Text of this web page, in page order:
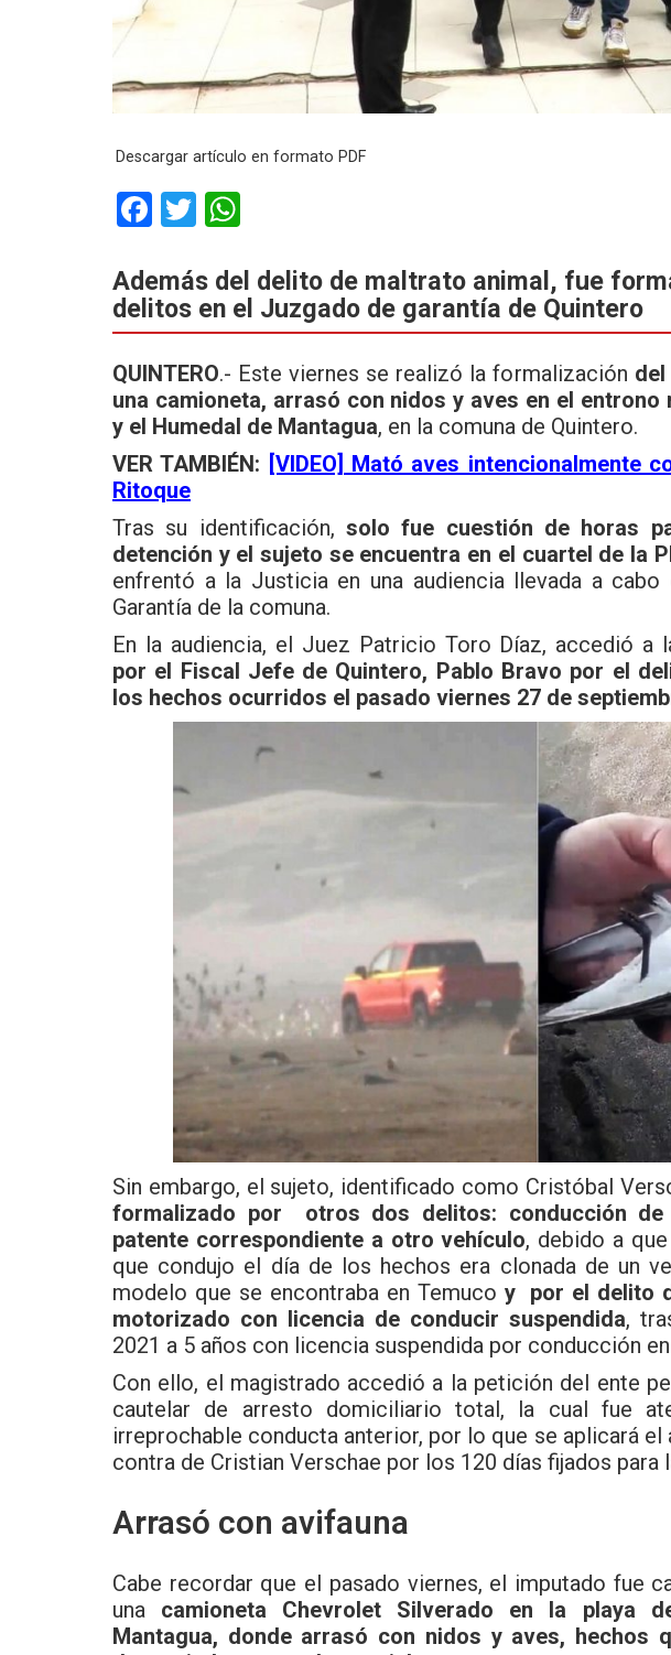
Descargar artículo en formato PDF
F
ce
b
o
k
T
tt
er
at
s
p
p
Además del delito de maltrato animal, fue
delitos en el Juzgado de garantía de Quintero
QUINTERO.- Este viernes se realizó la formalización
una camioneta, arrasó con nidos y aves en el entrono
y el Humedal de Mantagua, en la comuna de Quintero.
VER TAMBIÉN: [VIDEO] Mató aves intencionalmente
Ritoque
Tras su identificación, solo fue cuestión de horas
detención y el sujeto se encuentra en el cuartel de la
enfrentó a la Justicia en una audiencia llevada a
Garantía de la comuna.
En la audiencia, el Juez Patricio Toro Díaz, accedió a
por el Fiscal Jefe de Quintero, Pablo Bravo por el
los hechos ocurridos el pasado viernes 27 de
Sin embargo, el sujeto, identificado como Cristóbal
formalizado por otros dos delitos: conducción de
patente correspondiente a otro vehículo, debido a
que condujo el día de los hechos era clonada de un
modelo que se encontraba en Temuco y por el delito
motorizado con licencia de conducir suspendida,
2021 a 5 años con licencia suspendida por conducción
Con ello, el magistrado accedió a la petición del ente
cautelar de arresto domiciliario total, la cual fue
irreprochable conducta anterior, por lo que se aplicará
contra de Cristian Verschae por los 120 días fijados para
Arrasó con avifauna
Cabe recordar que el pasado viernes, el imputado fue
una camioneta Chevrolet Silverado en la playa
Mantagua, donde arrasó con nidos y aves, hechos